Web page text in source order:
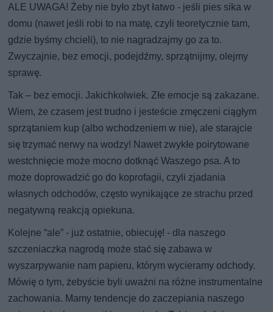
ALE UWAGA! Żeby nie było zbyt łatwo - jeśli pies sika w
domu (nawet jeśli robi to na matę, czyli teoretycznie tam,
gdzie byśmy chcieli), to nie nagradzajmy go za to.
Zwyczajnie, bez emocji, podejdźmy, sprzątnijmy, olejmy
sprawę.
Tak – bez emocji. Jakichkolwiek. Złe emocje są zakazane.
Wiem, że czasem jest trudno i jesteście zmęczeni ciągłym
sprzątaniem kup (albo wchodzeniem w nie), ale starajcie
się trzymać nerwy na wodzy! Nawet zwykłe poirytowane
westchnięcie może mocno dotknąć Waszego psa. A to
może doprowadzić go do koprofagii, czyli zjadania
własnych odchodów, często wynikające ze strachu przed
negatywną reakcją opiekuna.
Kolejne “ale” - już ostatnie, obiecuję! - dla naszego
szczeniaczka nagrodą może stać się zabawa w
wyszarpywanie nam papieru, którym wycieramy odchody.
Mówię o tym, żebyście byli uważni na różne instrumentalne
zachowania. Mamy tendencje do zaczepiania naszego